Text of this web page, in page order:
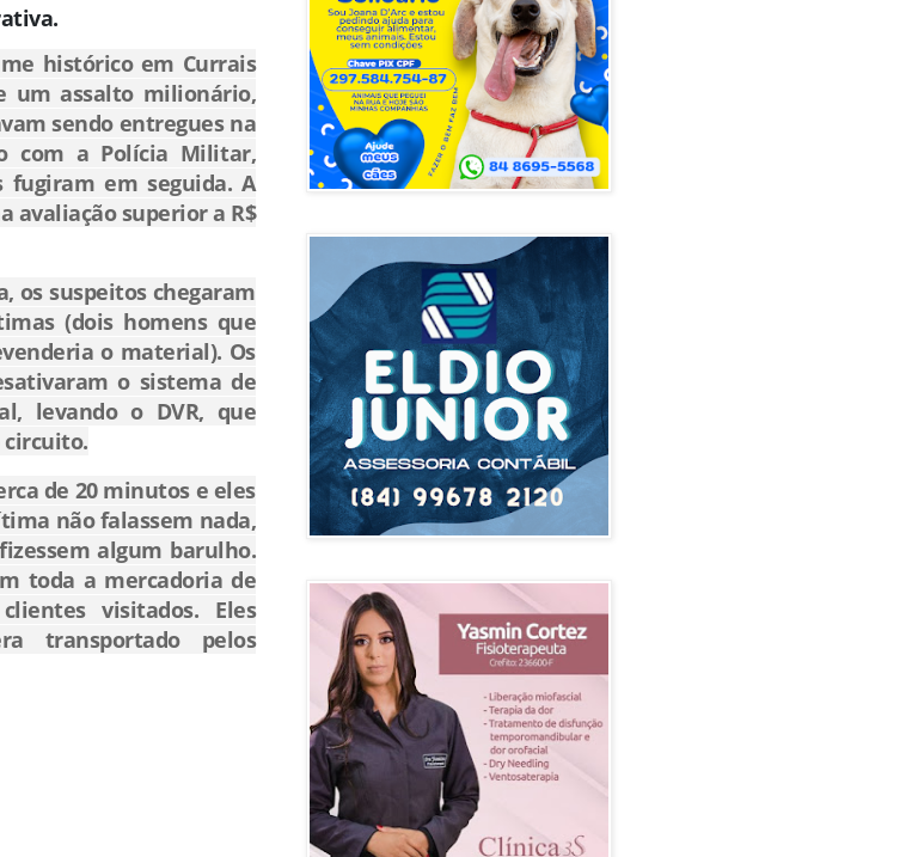
histórico em Currais
um assalto milionário,
sendo entregues na
com a Polícia Militar,
em seguida. A
avaliação superior a R$
os suspeitos chegaram
(dois homens que
o material). Os
o sistema de
levando o DVR, que
circuito.
de 20 minutos e eles
não falassem nada,
algum barulho.
toda a mercadoria de
visitados. Eles
transportado pelos